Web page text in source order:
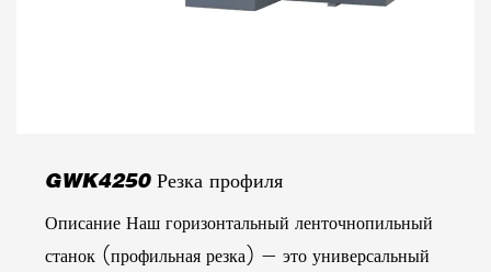
GWK4250 Резка профиля
Описание Наш горизонтальный ленточнопильный
станок (профильная резка) — это универсальный